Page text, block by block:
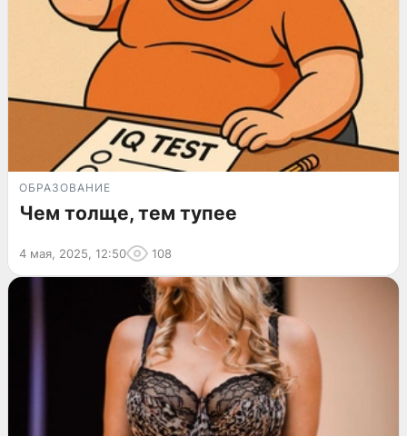
ОБРАЗОВАНИЕ
Чем толще, тем тупее
4 мая, 2025, 12:50 108